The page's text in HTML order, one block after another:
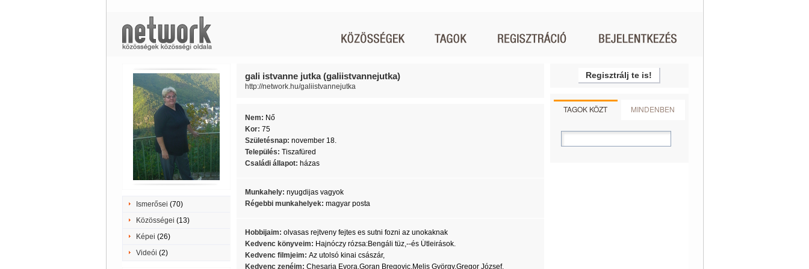
Ismerősei (70)
Közösségei (13)
Képei (26)
Videói (2)
gali istvanne jutka (galiistvannejutka)
http://network.hu/galiistvannejutka
Nem: Nő
Kor: 75
Születésnap: november 18.
Település: Tiszafüred
Családi állapot: házas
Munkahely: nyugdijas vagyok
Régebbi munkahelyek: magyar posta
Hobbijaim: olvasas rejtveny fejtes es sutni fozni az unokaknak
Kedvenc könyveim: Hajnóczy rózsa:Bengáli tüz,--és Útleirások.
Kedvenc filmjeim: Az utolsó kinai császár,
Kedvenc zenéim: Chesaria Evora,Goran Bregovic,Melis György.Gregor József.
Regisztrálj te is!
TAGOK KÖZT MINDENBEN